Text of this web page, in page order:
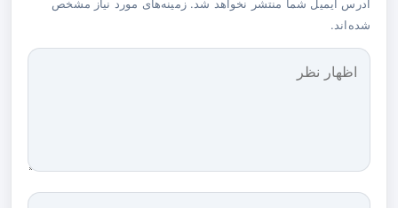
آدرس ایمیل شما منتشر نخواهد شد. زمینه‌های مورد نیاز مشخص
شده‌اند.